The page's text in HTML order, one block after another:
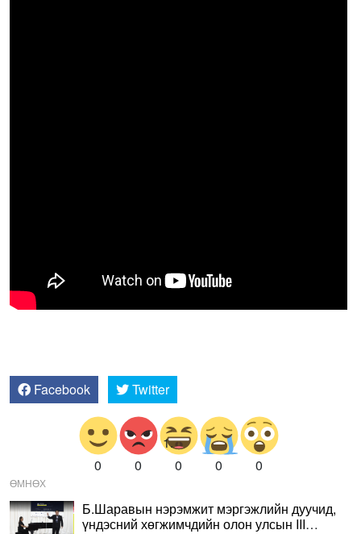
Facebook Twitter
0 0 0 0 0
ӨМНӨХ
Б.Шаравын нэрэмжит мэргэжлийн дуучид,
үндэсний хөгжимчдийн олон улсын III